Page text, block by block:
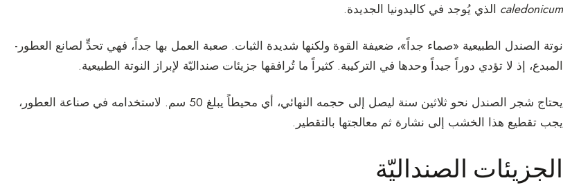
caledonicum الذي يُوجد في كاليدونيا الجديدة.
نوتة الصندل الطبيعية «صماء جداً»، ضعيفة القوة ولكنها شديدة الثبات. صعبة العمل بها جداً، فهي تحدٍّ لصانع العطور-
المبدع، إذ لا تؤدي دوراً جيداً وحدها في التركيبة. كثيراً ما تُرافقها جزيئات صنداليّة لإبراز النوتة الطبيعية.
يحتاج شجر الصندل نحو ثلاثين سنة ليصل إلى حجمه النهائي، أي محيطاً يبلغ 50 سم. لاستخدامه في صناعة العطور،
يجب تقطيع هذا الخشب إلى نشارة ثم معالجتها بالتقطير.
الجزيئات الصنداليّة